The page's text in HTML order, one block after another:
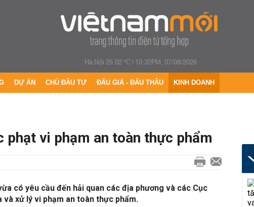
Hà Nội 25.02 °C| 10:32PM, 07/08/2026
DỰ ÁN CHỦ ĐẦU TƯ ĐẤU GIÁ - ĐẤU THẦU KINH DOANH
phạt vi phạm an toàn thực phẩm
có yêu cầu đến hải quan các địa phương và các Cục
xử lý vi phạm an toàn thực phẩm.